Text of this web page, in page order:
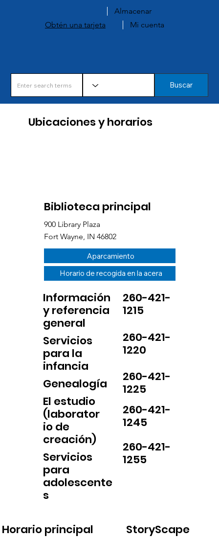
Almacenar
Obtén una tarjeta
Mi cuenta
Buscar
Ubicaciones y horarios
Biblioteca principal
900 Library Plaza
Fort Wayne, IN 46802
Aparcamiento
Horario de recogida en la acera
Información
y referencia
general
Servicios
para la
infancia
Genealogía
El estudio
(laborator
io de
creación)
Servicios
para
adolescente
s
260-421-
1215
260-421-
1220
260-421-
1225
260-421-
1245
260-421-
1255
Horario principal StoryScape